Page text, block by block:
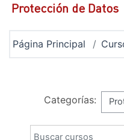
Protección de Datos
Página Principal
Categorías:
Buscar cursos